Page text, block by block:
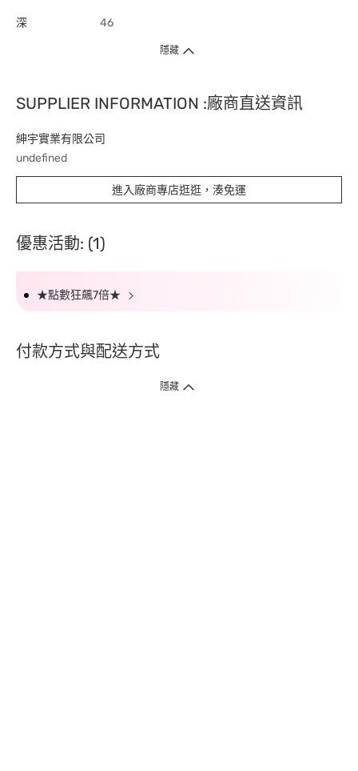
深 46
隱藏
SUPPLIER INFORMATION :廠商直送資訊
紳宇實業有限公司
undefined
進入廠商專店逛逛，湊免運
優惠活動: (1)
★點數狂飆7倍★
付款方式與配送方式
隱藏